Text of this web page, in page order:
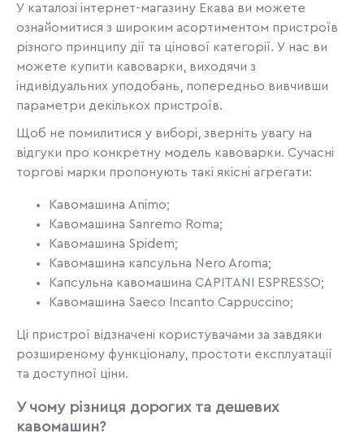
У каталозі інтернет-магазину Екава ви можете
ознайомитися з широким асортиментом пристроїв
різного принципу дії та цінової категорії. У нас ви
можете купити кавоварки, виходячи з
індивідуальних уподобань, попередньо вивчивши
параметри декількох пристроїв.
Щоб не помилитися у виборі, зверніть увагу на
відгуки про конкретну модель кавоварки. Сучасні
торгові марки пропонують такі якісні агрегати:
Кавомашина Animo;
Кавомашина Sanremo Roma;
Кавомашина Spidem;
Кавомашина капсульна Nero Aroma;
Капсульна кавомашина CAPITANI ESPRESSO;
Кавомашина Saeco Incanto Cappuccino;
Ці пристрої відзначені користувачами за завдяки
розширеному функціоналу, простоти експлуатації
та доступної ціни.
У чому різниця дорогих та дешевих
кавомашин?